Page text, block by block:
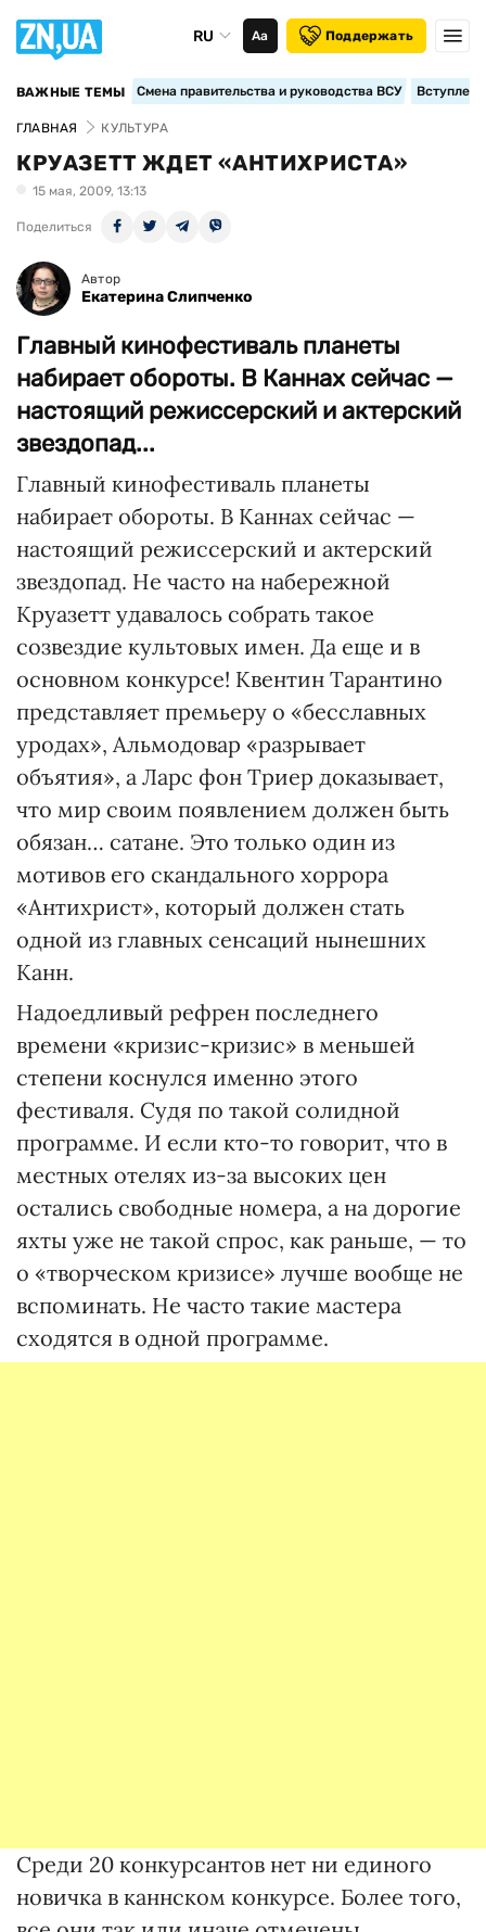
RU Аа Поддержать
ВАЖНЫЕ ТЕМЫ Смена правительства и руководства ВСУ
ГЛАВНАЯ КУЛЬТУРА
КРУАЗЕТТ ЖДЕТ «АНТИХРИСТА»
15 мая, 2009, 13:13
Поделиться
Автор
Екатерина Слипченко
Главный кинофестиваль планеты
набирает обороты. В Каннах сейчас —
настоящий режиссерский и актерский
звездопад...
Главный кинофестиваль планеты
набирает обороты. В Каннах сейчас —
настоящий режиссерский и актерский
звездопад. Не часто на набережной
Круазетт удавалось собрать такое
созвездие культовых имен. Да еще и в
основном конкурсе! Квентин Тарантино
представляет премьеру о «бесславных
уродах», Альмодовар «разрывает
объятия», а Ларс фон Триер доказывает,
что мир своим появлением должен быть
обязан… сатане. Это только один из
мотивов его скандального хоррора
«Антихрист», который должен стать
одной из главных сенсаций нынешних
Канн.
Надоедливый рефрен последнего
времени «кризис-кризис» в меньшей
степени коснулся именно этого
фестиваля. Судя по такой солидной
программе. И если кто-то говорит, что в
местных отелях из-за высоких цен
остались свободные номера, а на дорогие
яхты уже не такой спрос, как раньше, — то
о «творческом кризисе» лучше вообще не
вспоминать. Не часто такие мастера
сходятся в одной программе.
Среди 20 конкурсантов нет ни единого
новичка в каннском конкурсе. Более того,